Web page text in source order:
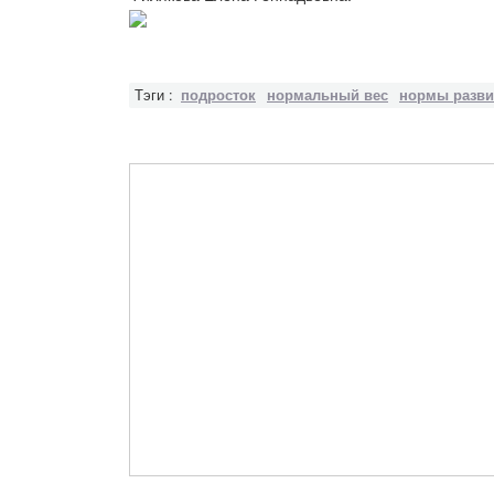
Тэги : подросток нормальный вес нормы